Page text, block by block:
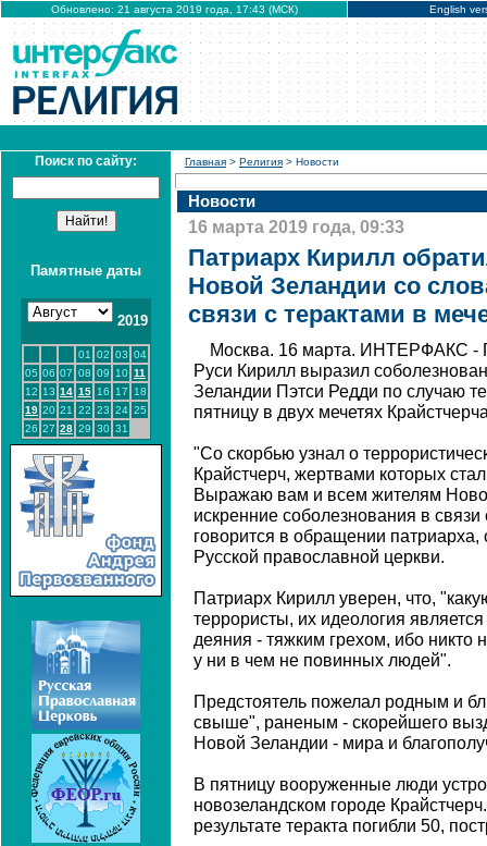
Обновлено: 21 августа 2019 года, 17:43 (МСК) English
Поиск по сайту:
Памятные даты
2019
01 02 03 04
05 06 07 08 09 10 11
12 13 14 15 16 17
18
19 20 21 22 23 24 25
26 27 28 29 30 31
Главная > Религия > Новости
Новости
16 марта 2019 года, 09:33
Патриарх Кирилл
Новой Зеландии со
связи с терактами в
Москва. 16 марта. ИНТЕРФАКС -
Руси Кирилл выразил
Зеландии Пэтси Редди по случаю
пятницу в двух мечетях
"Со скорбью узнал о
Крайстчерч, жертвами которых
Выражаю вам и всем жителям
искренние соболезнования в
говорится в обращении
Русской православной церкви.
Патриарх Кирилл уверен, что,
террористы, их идеология
деяния - тяжким грехом, ибо никто
у ни в чем не повинных людей".
Предстоятель пожелал родным и
свыше", раненым - скорейшего
Новой Зеландии - мира и
В пятницу вооруженные люди
новозеландском городе
результате теракта погибли 50,